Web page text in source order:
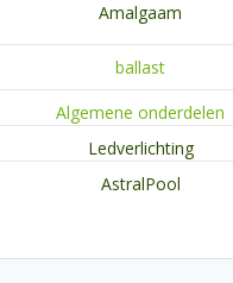
Amalgaam
ballast
Algemene onderdelen
Ledverlichting
AstralPool